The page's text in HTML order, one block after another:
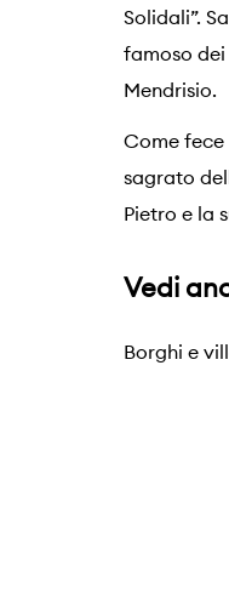
Solidali”.
famoso dei
Mendrisio.
Come fece
sagrato
Pietro e la
Vedi
Borghi e